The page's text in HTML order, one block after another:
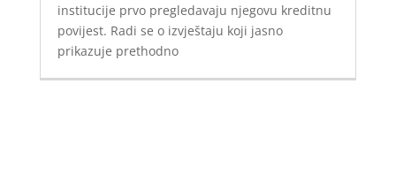
institucije prvo pregledavaju njegovu kreditnu
povijest. Radi se o izvještaju koji jasno
prikazuje prethodno